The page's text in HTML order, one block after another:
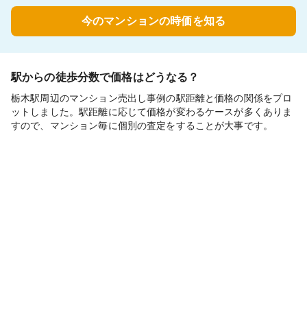
今のマンションの時価を知る
駅からの徒歩分数で価格はどうなる？
栃木駅周辺のマンション売出し事例の駅距離と価格の関係をプロ
ットしました。駅距離に応じて価格が変わるケースが多くありま
すので、マンション毎に個別の査定をすることが大事です。